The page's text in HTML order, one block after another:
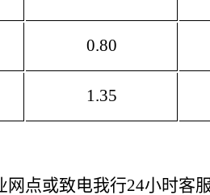
0.80
1.35
点或致电我行24小时客服